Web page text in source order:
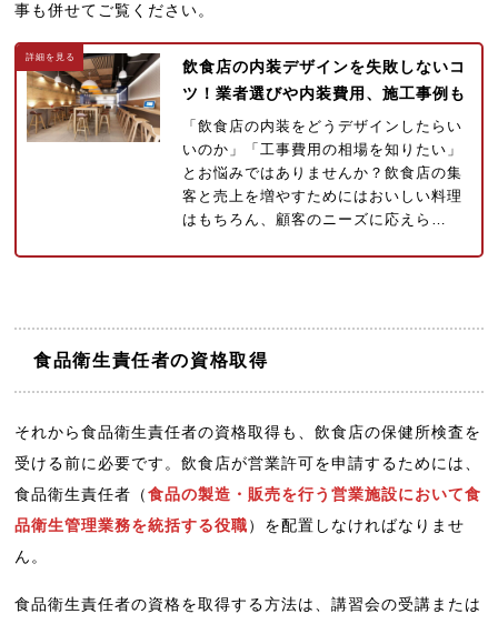
事も併せてご覧ください。
飲食店の内装デザインを失敗しないコ
ツ！業者選びや内装費用、施工事例も
「飲食店の内装をどうデザインしたらい
いのか」「工事費用の相場を知りたい」
とお悩みではありませんか？飲食店の集
客と売上を増やすためにはおいしい料理
はもちろん、顧客のニーズに応えら…
食品衛生責任者の資格取得
それから食品衛生責任者の資格取得も、飲食店の保健所検査を
受ける前に必要です。飲食店が営業許可を申請するためには、
食品衛生責任者（食品の製造・販売を行う営業施設において食
品衛生管理業務を統括する役職）を配置しなければなりませ
ん。
食品衛生責任者の資格を取得する方法は、講習会の受講または